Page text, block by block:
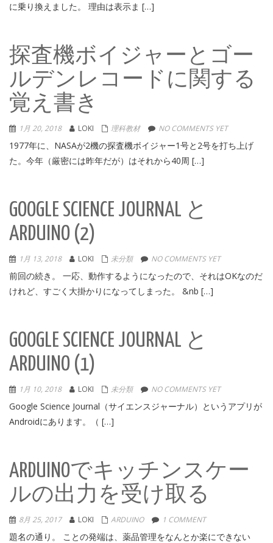
に乗り換えました。 理由は表示ま […]
探査機ボイジャーとゴー
ルデンレコードに関する
覚え書き
1月 20, 2018 LOKI 理科教材 NO COMMENTS YET
1977年に、NASAが2機の探査機ボイジャー1号と2号を打ち上げ
た。今年（厳密には昨年だが）はそれから40周 […]
GOOGLE SCIENCE JOURNAL と
ARDUINO (2)
1月 13, 2018 LOKI 未分類 NO COMMENTS YET
前回の続き。 一応、動作するようになったので、それはOKなのだ
けれど、すごく大掛かりになってしまった。 &nb […]
GOOGLE SCIENCE JOURNAL と
ARDUINO (1)
1月 10, 2018 LOKI 未分類 NO COMMENTS YET
Google Science Journal（サイエンスジャーナル）というアプリが
Androidにあります。（ […]
ARDUINOでキッチンスケー
ルの出力を受け取る
8月 25, 2017 LOKI ARDUINO 1 COMMENT
題名の通り。 ことの発端は、薬品管理をなんとか楽にできない